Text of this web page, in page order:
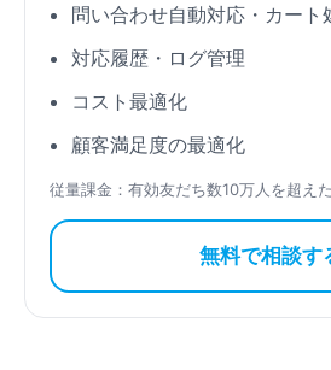
問い合わせ自動対応・カート
対応履歴・ログ管理
コスト最適化
顧客満足度の最適化
従量課金：有効友だち数10万人を超え
無料で相談す